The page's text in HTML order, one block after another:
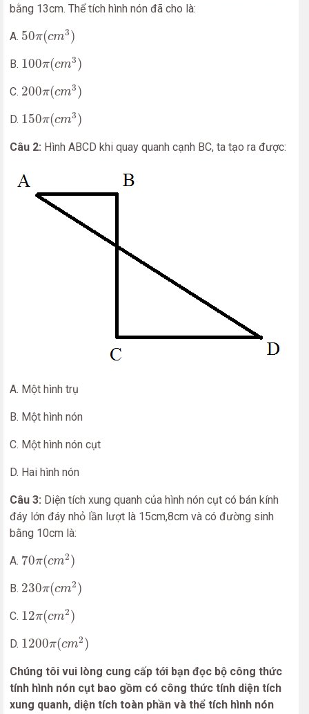
bằng 13cm. Thể tích hình nón đã cho là:
A. 50π(cm3)
50 ( m3
B. 100π(cm3)
100 ( m3
C. 200π(cm3)
200 ( m3
D. 150π(cm3)
150 ( m3
Câu 2: Hình ABCD khi quay quanh cạnh BC, ta tạo ra được:
A. Một hình trụ
B. Một hình nón
C. Một hình nón cụt
D. Hai hình nón
Câu 3: Diện tích xung quanh của hình nón cụt có bán kính
đáy lớn đáy nhỏ lần lượt là 15cm,8cm và có đường sinh
bằng 10cm là:
A. 70π(cm2)
70 ( m2
B. 230π(cm2)
230 ( m2
C. 12π(cm2)
12 ( m2
D. 1200π(cm2)
1200 π( m2
Chúng tôi vui lòng cung cấp tới bạn đọc bộ công thức
tính hình nón cụt bao gồm có công thức tính diện tích
xung quanh, diện tích toàn phần và thể tích hình nón